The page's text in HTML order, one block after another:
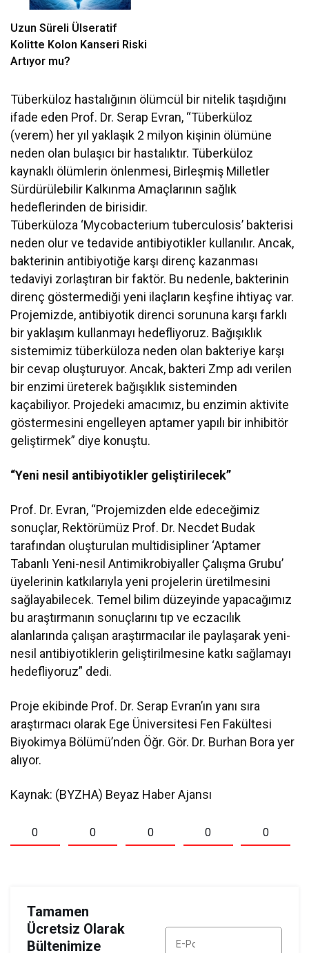
Uzun Süreli Ülseratif
Kolitte Kolon Kanseri Riski
Artıyor mu?
Tüberküloz hastalığının ölümcül bir nitelik taşıdığını
ifade eden Prof. Dr. Serap Evran, “Tüberküloz
(verem) her yıl yaklaşık 2 milyon kişinin ölümüne
neden olan bulaşıcı bir hastalıktır. Tüberküloz
kaynaklı ölümlerin önlenmesi, Birleşmiş Milletler
Sürdürülebilir Kalkınma Amaçlarının sağlık
hedeflerinden de birisidir.
Tüberküloza ‘Mycobacterium tuberculosis’ bakterisi
neden olur ve tedavide antibiyotikler kullanılır. Ancak,
bakterinin antibiyotiğe karşı direnç kazanması
tedaviyi zorlaştıran bir faktör. Bu nedenle, bakterinin
direnç göstermediği yeni ilaçların keşfine ihtiyaç var.
Projemizde, antibiyotik direnci sorununa karşı farklı
bir yaklaşım kullanmayı hedefliyoruz. Bağışıklık
sistemimiz tüberküloza neden olan bakteriye karşı
bir cevap oluşturuyor. Ancak, bakteri Zmp adı verilen
bir enzimi üreterek bağışıklık sisteminden
kaçabiliyor. Projedeki amacımız, bu enzimin aktivite
göstermesini engelleyen aptamer yapılı bir inhibitör
geliştirmek” diye konuştu.
“Yeni nesil antibiyotikler geliştirilecek”
Prof. Dr. Evran, “Projemizden elde edeceğimiz
sonuçlar, Rektörümüz Prof. Dr. Necdet Budak
tarafından oluşturulan multidisipliner ‘Aptamer
Tabanlı Yeni-nesil Antimikrobiyaller Çalışma Grubu’
üyelerinin katkılarıyla yeni projelerin üretilmesini
sağlayabilecek. Temel bilim düzeyinde yapacağımız
bu araştırmanın sonuçlarını tıp ve eczacılık
alanlarında çalışan araştırmacılar ile paylaşarak yeni-
nesil antibiyotiklerin geliştirilmesine katkı sağlamayı
hedefliyoruz” dedi.
Proje ekibinde Prof. Dr. Serap Evran’ın yanı sıra
araştırmacı olarak Ege Üniversitesi Fen Fakültesi
Biyokimya Bölümü’nden Öğr. Gör. Dr. Burhan Bora yer
alıyor.
Kaynak: (BYZHA) Beyaz Haber Ajansı
0 0 0 0 0
Tamamen
Ücretsiz Olarak
Bültenimize